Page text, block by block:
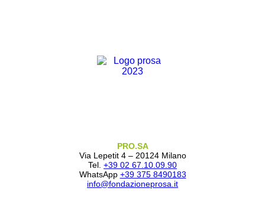
PRO.SA
Via Lepetit 4 – 20124 Milano
Tel. +39 02 67.10.09.90
WhatsApp +39 375 8490183
info@fondazioneprosa.it